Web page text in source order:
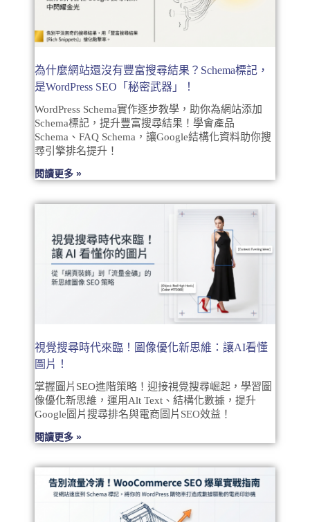
為什麼網站還沒有豐富搜尋結果？Schema標記，
是WordPress SEO「秘密武器」！
WordPress Schema實作逐步教學，助你為網站添加
Schema標記，提升豐富搜尋結果！學會產品
Schema、FAQ Schema，讓Google結構化資料助你搜
尋引擎排名提升！
閱讀更多 »
視覺搜尋時代來臨！圖像優化新思維：讓AI看懂
圖片！
掌握圖片SEO進階策略！迎接視覺搜尋崛起，學習圖
像優化新思維，運用Alt Text、結構化數據，提升
Google圖片搜尋排名與電商圖片SEO效益！
閱讀更多 »